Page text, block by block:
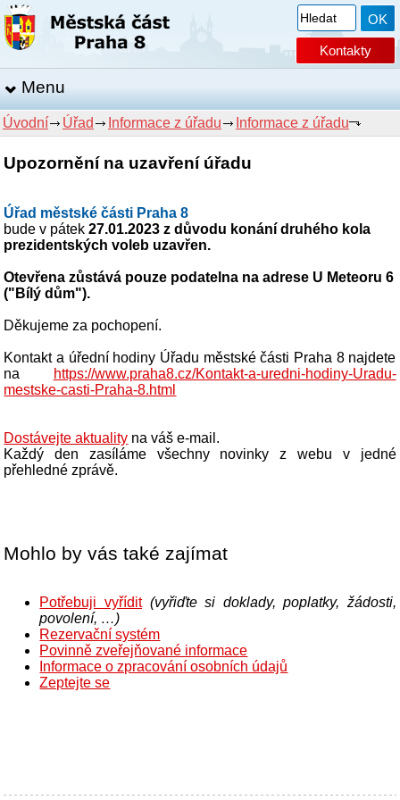
Kontakty
Menu
Úvodní Úřad Informace z úřadu Informace z úřadu
Upozornění na uzavření úřadu
Úřad městské části Praha 8
bude v pátek27.01.2023 z důvodu konání druhého kola
prezidentských voleb uzavřen.
Otevřena zůstává pouze podatelna na adrese U Meteoru 6
("Bílý dům").
Děkujeme za pochopení.
Kontakt a úřední hodiny Úřadu městské části Praha 8 najdete
na
https://www.praha8.cz/Kontakt-a-uredni-hodiny-Uradu-
mestske-casti-Praha-8.html
Dostávejte aktuality na váš e-mail.
Každý den zasíláme všechny novinky z webu v jedné
přehledné zprávě.
Mohlo by vás také zajímat
Potřebuji vyřídit (vyřiďte si doklady, poplatky, žádosti,
povolení, …)
Rezervační systém
Povinně zveřejňované informace
Informace o zpracování osobních údajů
Zeptejte se